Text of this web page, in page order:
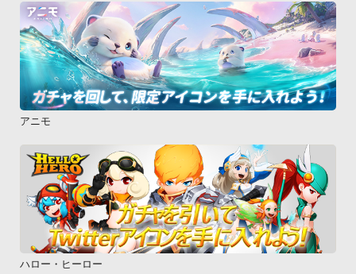
アニモ
ハロー・ヒーロー